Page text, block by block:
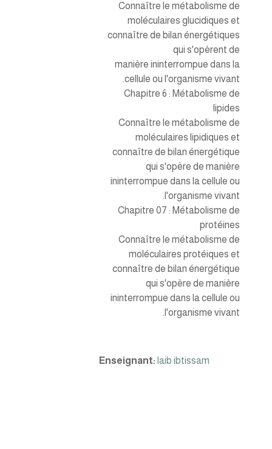
Connaître le métabolisme de
moléculaires glucidiques et
connaître de bilan énergétiques
qui s'opèrent de
manière ininterrompue dans la
cellule ou l'organisme vivant.
Chapitre 6 : Métabolisme de
lipides
Connaître le métabolisme de
moléculaires lipidiques et
connaître de bilan énergétique
qui s'opère de manière
ininterrompue dans la cellule ou
l'organisme vivant.
Chapitre 07 : Métabolisme de
protéines
Connaître le métabolisme de
moléculaires protéiques et
connaître de bilan énergétique
qui s'opère de manière
ininterrompue dans la cellule ou
l'organisme vivant.
Enseignant: laib ibtissam